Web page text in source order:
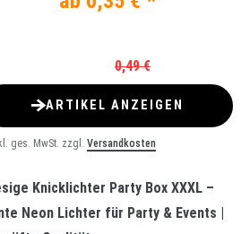
0,49 €
ARTIKEL ANZEIGEN
ges. MwSt. zzgl. Versandkosten
Knicklichter Party Box XXXL –
Neon Lichter für Party & Events |